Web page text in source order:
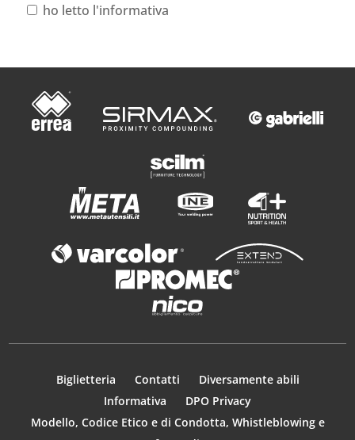
ho letto l'informativa
Biglietteria Contatti
Diversamente abili
Informativa
DPO Privacy
Modello, Codice Etico e di Condotta, Whistleblowing e